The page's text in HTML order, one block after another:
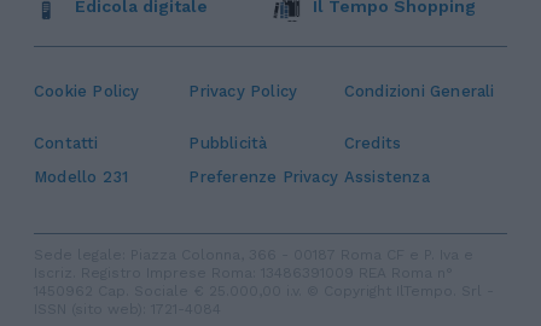
Cookie Policy Privacy Policy Condizioni Generali
Contatti Pubblicità
Credits
Modello 231
Preferenze Privacy Assistenza
Edicola digitale Il Tempo Shopping